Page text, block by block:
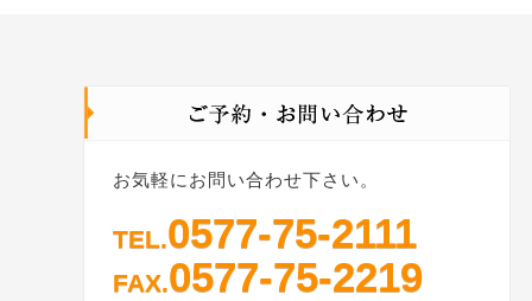
お気軽にお問い合わせ下さい。
TEL.0577-75-2111
FAX.0577-75-2219